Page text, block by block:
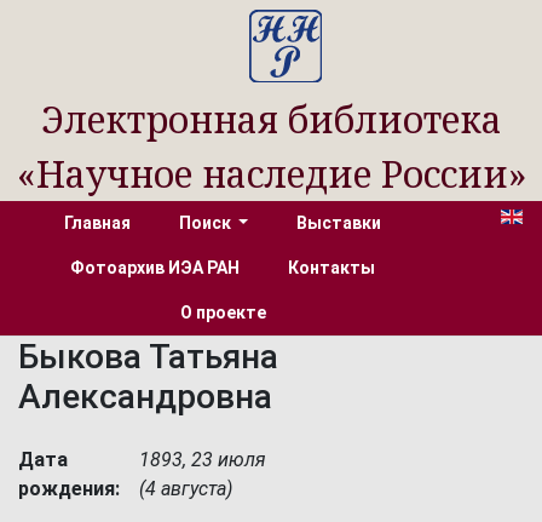
Электронная библиотека
«Научное наследие России»
Главная Поиск Выставки
Фотоархив ИЭА РАН Контакты
О проекте
Быкова Татьяна
Александровна
Дата
рождения:
1893, 23 июля
(4 августа)